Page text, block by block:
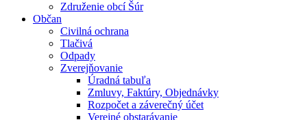
Združenie obcí Šúr
Občan
Civilná ochrana
Tlačivá
Odpady
Zverejňovanie
Úradná tabuľa
Zmluvy, Faktúry, Objednávky
Rozpočet a záverečný účet
Verejné obstarávanie